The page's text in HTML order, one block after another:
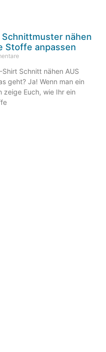
nähen
Stoffe anpassen
Schnitt nähen AUS
geht? Ja! Wenn man ein
zeige Euch, wie Ihr ein